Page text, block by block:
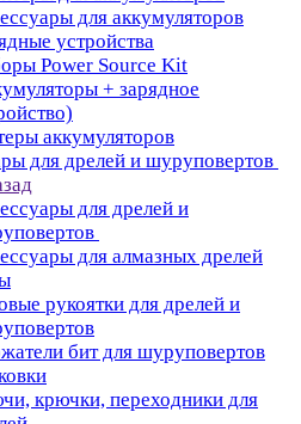
для аккумуляторов
устройства
Power Source Kit
+ зарядное
аккумуляторов
для дрелей и шуруповертов
для дрелей и
для алмазных дрелей
рукоятки для дрелей и
бит для шуруповертов
крючки, переходники для